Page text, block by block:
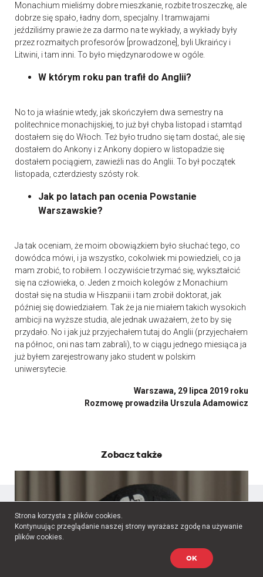
Monachium mieliśmy dobre mieszkanie, rozbite troszeczkę, ale
dobrze się spało, ładny dom, specjalny. I tramwajami
jeździliśmy prawie że za darmo na te wykłady, a wykłady były
przez rozmaitych profesorów [prowadzone], byli Ukraińcy i
Litwini, i tam inni. To było międzynarodowe w ogóle.
W którym roku pan trafił do Anglii?
No to ja właśnie wtedy, jak skończyłem dwa semestry na
politechnice monachijskiej, to już był chyba listopad i stamtąd
dostałem się do Włoch. Też było trudno się tam dostać, ale się
dostałem do Ankony i z Ankony dopiero w listopadzie się
dostałem pociągiem, zawieźli nas do Anglii. To był początek
listopada, czterdziesty szósty rok.
Jak po latach pan ocenia Powstanie
Warszawskie?
Ja tak oceniam, że moim obowiązkiem było słuchać tego, co
dowódca mówi, i ja wszystko, cokolwiek mi powiedzieli, co ja
mam zrobić, to robiłem. I oczywiście trzymać się, wykształcić
się na człowieka, o. Jeden z moich kolegów z Monachium
dostał się na studia w Hiszpanii i tam zrobił doktorat, jak
później się dowiedziałem. Tak że ja nie miałem takich wysokich
ambicji na wyższe studia, ale jednak uważałem, że to by się
przydało. No i jak już przyjechałem tutaj do Anglii (przyjechałem
na północ, oni nas tam zabrali), to w ciągu jednego miesiąca ja
już byłem zarejestrowany jako student w polskim
uniwersytecie.
Warszawa, 29 lipca 2019 roku
Rozmowę prowadziła Urszula Adamowicz
Zobacz także
Strona korzysta z plików cookies.
Kontynuując przeglądanie naszej strony wyrażasz zgodę na używanie
plików cookies.
OK